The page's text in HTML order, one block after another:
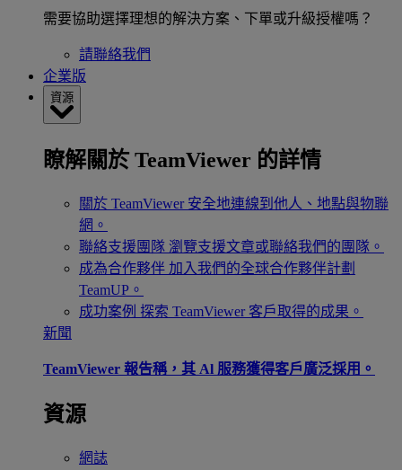
需要協助選擇理想的解決方案、下單或升級授權嗎？
請聯絡我們
企業版
資源
瞭解關於 TeamViewer 的詳情
關於 TeamViewer 安全地連線到他人、地點與物聯
網。
聯絡支援團隊 瀏覽支援文章或聯絡我們的團隊。
成為合作夥伴 加入我們的全球合作夥伴計劃
TeamUP。
成功案例 探索 TeamViewer 客戶取得的成果。
新聞
TeamViewer 報告稱，其 Al 服務獲得客戶廣泛採用。
資源
網誌